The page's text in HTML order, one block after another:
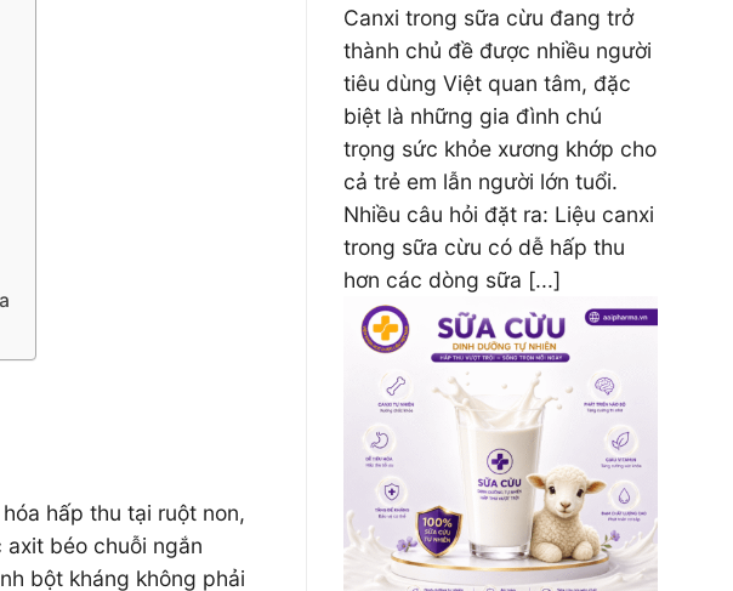
hấp thu tại ruột non,
axit béo chuỗi ngắn
bột kháng không phải
Canxi trong sữa cừu đang trở
thành chủ đề được nhiều người
tiêu dùng Việt quan tâm, đặc
biệt là những gia đình chú
trọng sức khỏe xương khớp cho
cả trẻ em lẫn người lớn tuổi.
Nhiều câu hỏi đặt ra: Liệu canxi
trong sữa cừu có dễ hấp thu
hơn các dòng sữa [...]